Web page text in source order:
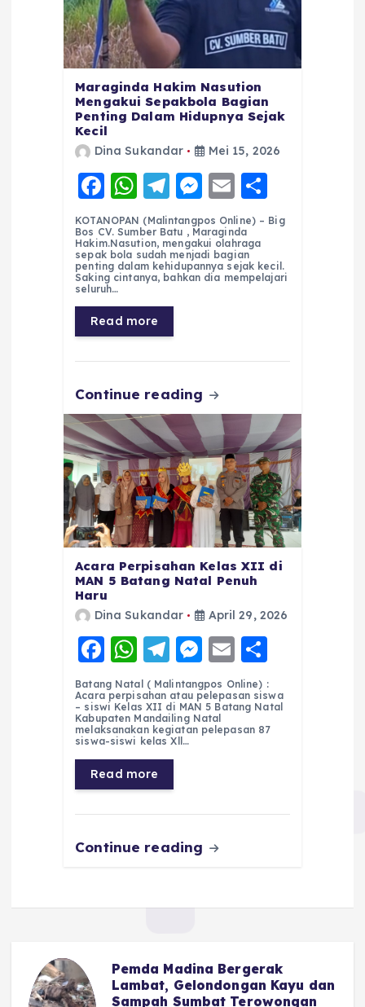
Maraginda Hakim Nasution
Mengakui Sepakbola Bagian
Penting Dalam Hidupnya Sejak
Kecil
Dina Sukandar Mei 15, 2026
F
a
c
e
b
o
o
k
W
h
a
ts
A
p
p
T
el
e
g
r
a
m
M
e
ss
e
n
E
m
ai
l
h
a
re
KOTANOPAN (Malintangpos Online) – Big
Bos CV. Sumber Batu , Maraginda
Hakim.Nasution, mengakui olahraga
sepak bola sudah menjadi bagian
penting dalam kehidupannya sejak kecil.
Saking cintanya, bahkan dia mempelajari
seluruh…
Read more
Continue reading
Acara Perpisahan Kelas XII di
MAN 5 Batang Natal Penuh
Haru
Dina Sukandar April 29, 2026
F
a
c
e
b
o
o
W
h
a
ts
A
p
p
T
el
e
g
r
m
M
e
ss
e
er
E
m
ai
l
h
a
re
Batang Natal ( Malintangpos Online) :
Acara perpisahan atau pelepasan siswa
– siswi Kelas XII di MAN 5 Batang Natal
Kabupaten Mandailing Natal
melaksanakan kegiatan pelepasan 87
siswa-siswi kelas Xll…
Read more
Continue reading
Pemda Madina Bergerak
Lambat, Gelondongan Kayu dan
Sampah Sumbat Terowongan